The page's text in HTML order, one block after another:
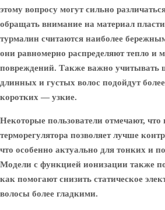
этому вопросу могут сильно
обращать внимание на материал
турмалин считаются наиболее
они равномерно распределяют тепло и
повреждений. Также важно учитывать
длинных и густых волос подойдут
коротких — узкие.
Некоторые пользователи отмечают, что
терморегулятора позволяет лучше
что особенно актуально для тонких и
Модели с функцией ионизации также
как помогают снизить статическое
волосы более гладкими.